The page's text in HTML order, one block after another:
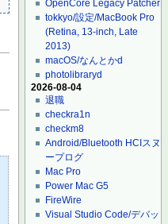
OpenCore Legacy Patcher
tokkyo/設定/MacBook Pro
(Retina, 13-inch, Late
2013)
macOS/なんとかd
photolibraryd
2026-08-04
退職
checkra1n
checkm8
Android/Bluetooth HCIスヌ
ープログ
Mac Pro
Power Mac G5
FireWire
Visual Studio Code/デバッ